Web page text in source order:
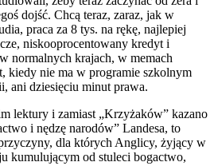
dojść. Chcą teraz, zaraz, jak w
praca za 8 tys. na rękę, najlepiej
niskooprocentowany kredyt i
normalnych krajach, w memach
kiedy nie ma w programie szkolnym
ani dziesięciu minut prawa.
lektury i zamiast „Krzyżaków” kazano
i nędzę narodów” Landesa, to
dla których Anglicy, żyjący w
kumulującym od stuleci bogactwo,